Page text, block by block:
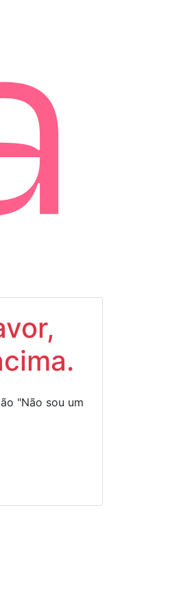
"Não sou um